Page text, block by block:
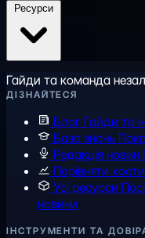
Гайди та команда
ДІЗНАЙТЕСЯ
Блог Гайди та
База знань
Редакція новин
Порівняти
Усі ресурси
новини
ІНСТРУМЕНТИ ТА